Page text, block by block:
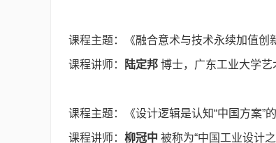
课程主题：《融合意术与技术永续加值创
课程讲师： 陆定邦 博士，广东工业大学
课程主题：《设计逻辑是认知“中国方案”
课程讲师： 柳冠中 被称为“中国工业设计